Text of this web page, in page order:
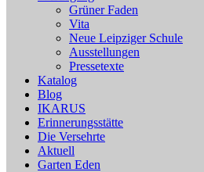
Grüner Faden
Vita
Neue Leipziger Schule
Ausstellungen
Pressetexte
Katalog
Blog
IKARUS
Erinnerungsstätte
Die Versehrte
Aktuell
Garten Eden